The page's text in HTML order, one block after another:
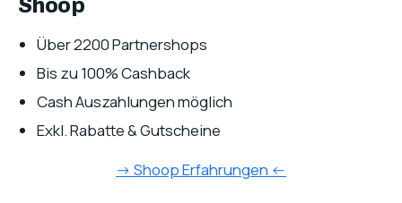
Shoop
Über 2200 Partnershops
Bis zu 100% Cashback
Cash Auszahlungen möglich
Exkl. Rabatte & Gutscheine
-> Shoop Erfahrungen <-